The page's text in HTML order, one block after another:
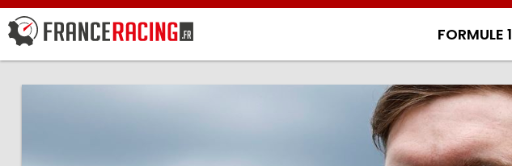
FORMULE 1